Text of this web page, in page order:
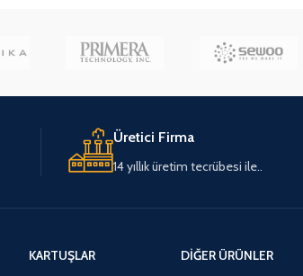
Üretici Firma
14 yıllık üretim tecrübesi ile..
KARTUŞLAR
DIĞER ÜRÜNLER